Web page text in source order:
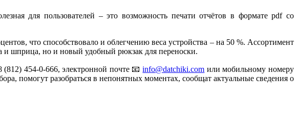
для пользователей – это возможность печати отчётов в формате pdf со
что способствовало и облегчению веса устройства – на 50 %. Ассортимент
и шприца, но и новый удобный рюкзак для переноски.
(812) 454-0-666, электронной почте 📧info@datchiki.com или мобильному номеру
помогут разобраться в непонятных моментах, сообщат актуальные сведения о